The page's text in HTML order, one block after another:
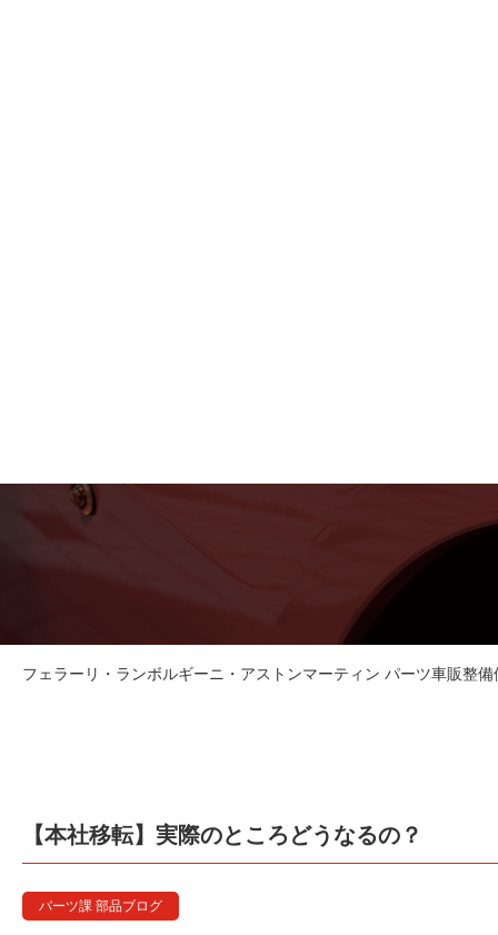
フェラーリ・ランボルギーニ・アストンマーティン パーツ車販整
【本社移転】実際のところどうなるの？
パーツ課 部品ブログ